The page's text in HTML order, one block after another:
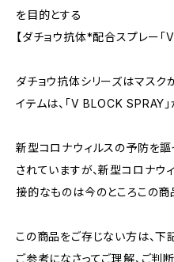
を目的とする
【ダチョウ抗体*配合スプレー「
ダチョウ抗体シリーズはマスク
イテムは、「V BLOCK SPRAY」
新型コロナウィルスの予防を
されていますが、新型コロナウ
接的なものは今のところこの商
この商品をご存じない方は、下
ご参考になさってご理解、ご判